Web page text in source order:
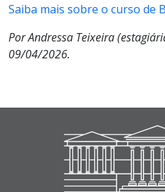
Saiba mais sobre o curso de
Por Andressa Teixeira
09/04/2026.